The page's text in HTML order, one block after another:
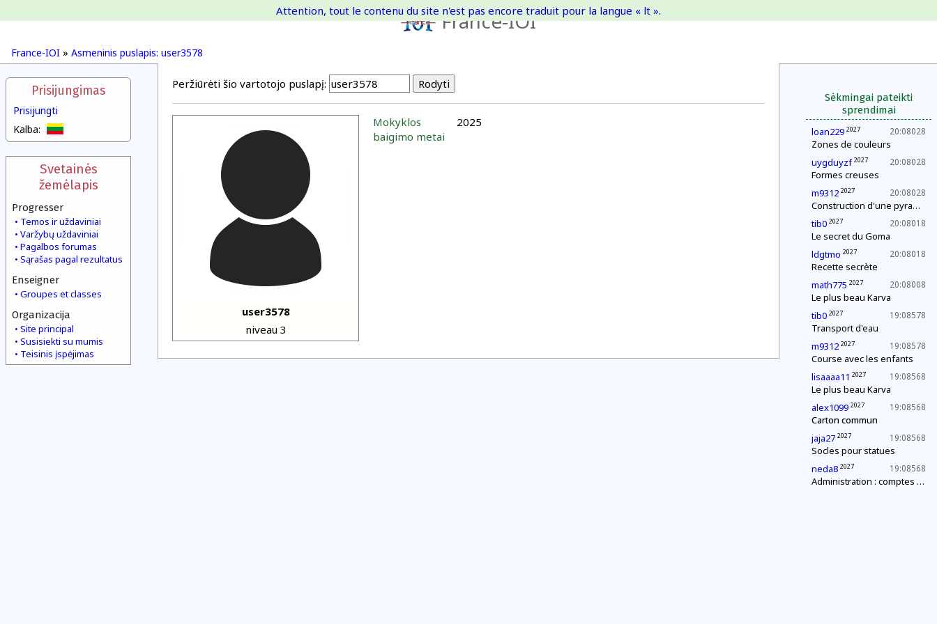
France-IOI
France-IOI » Asmeninis puslapis: user3578
Attention, tout le contenu du site n'est pas encore traduit pour la langue « lt ».
Prisijungimas
Prisijungti
Kalba:
Svetainės
žemėlapis
Progresser
Temos ir uždaviniai
Varžybų uždaviniai
Pagalbos forumas
Sąrašas pagal rezultatus
Enseigner
Groupes et classes
Organizacija
Site principal
Susisiekti su mumis
Teisinis įspėjimas
Sėkmingai pateikti
sprendimai
20:08028
loan229 2027
Zones de couleurs
20:08028
uygduyzf 2027
Formes creuses
20:08028
m9312 2027
Construction d'une pyramide
20:08018
tib0 2027
Le secret du Goma
20:08018
ldgtmo 2027
Recette secrète
20:08008
math775 2027
Le plus beau Karva
19:08578
tib0 2027
Transport d'eau
19:08578
m9312 2027
Course avec les enfants
19:08568
lisaaaa11 2027
Le plus beau Karva
19:08568
alex1099 2027
Carton commun
19:08568
jaja27 2027
Socles pour statues
19:08568
neda8 2027
Administration : comptes annuels
Peržiūrėti šio vartotojo puslapį:
user3578
niveau 3
Mokyklos
baigimo metai
2025